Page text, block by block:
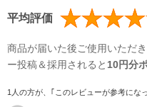
平均評価
商品が届いた後ご使用いただき
ー投稿＆採用されると 10円分
1人の方が、｢このレビューが参考にな